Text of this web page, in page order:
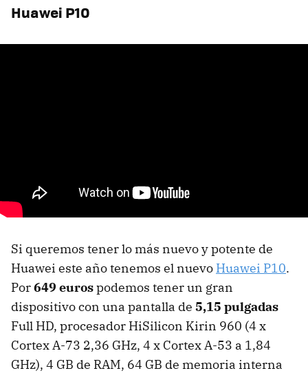
Huawei P10
Si queremos tener lo más nuevo y potente de
Huawei este año tenemos el nuevo Huawei P10.
Por649 eurospodemos tener un gran
dispositivo con una pantalla de 5,15 pulgadas
Full HD, procesador HiSilicon Kirin 960 (4 x
Cortex A-73 2,36 GHz, 4 x Cortex A-53 a 1,84
GHz), 4 GB de RAM, 64 GB de memoria interna